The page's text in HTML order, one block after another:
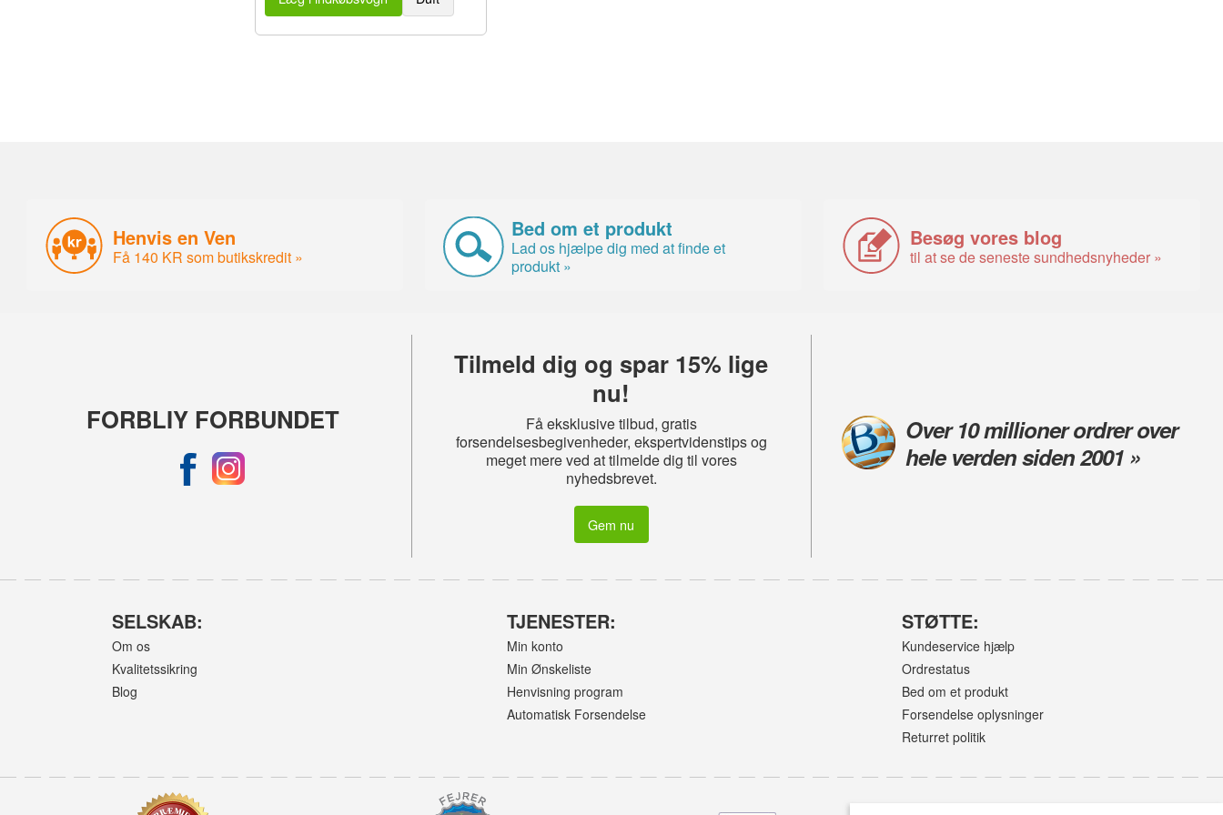
Henvis en Ven
Få 140 KR som butikskredit »
Bed om et produkt
Lad os hjælpe dig med at finde et
produkt »
Besøg vores blog
til at se de seneste sundhedsnyheder »
FORBLIY FORBUNDET
Tilmeld dig og spar 15% lige
nu!
Få eksklusive tilbud, gratis
forsendelsesbegivenheder, ekspertvidenstips og
meget mere ved at tilmelde dig til vores
nyhedsbrevet.
Gem nu
Over 10 millioner ordrer over
hele verden siden 2001 »
SELSKAB:
Om os
Kvalitetssikring
Blog
TJENESTER:
Min konto
Min Ønskeliste
Henvisning program
Automatisk Forsendelse
STØTTE:
Kundeservice hjælp
Ordrestatus
Bed om et produkt
Forsendelse oplysninger
Returret politik